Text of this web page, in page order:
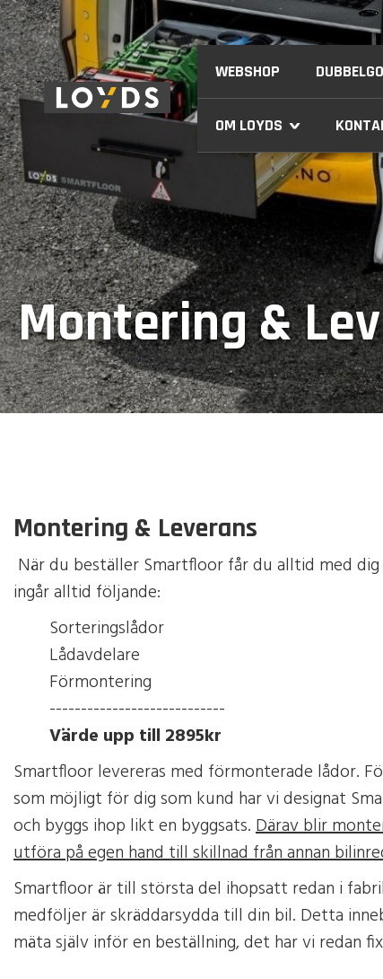
WEBSHOP
OM LOYDS›
Montering &
Montering & Leverans
När du beställer Smartfloor får du alltid med
ingår alltid följande:
Sorteringslådor
Lådavdelare
Förmontering
----------------------------
Värde upp till 2895kr
Smartfloor levereras med förmonterade lådor.
som möjligt för dig som kund har vi designat
och byggs ihop likt en byggsats.Därav blir
utföra på egen hand till skillnad från annan
Smartfloor är till största del ihopsatt redan i
medföljer är skräddarsydda till din bil. Detta
mäta själv inför en beställning, det har vi redan